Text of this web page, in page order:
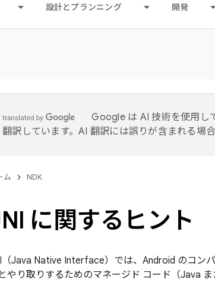
設計とプランニング 開発
Google は AI 技術を使用し
翻訳しています。AI 翻訳には誤りが含まれる場合
ム NDK
に関するヒント
（Java Native Interface）では、Android のコン
やり取りするためのマネージド コード（Java